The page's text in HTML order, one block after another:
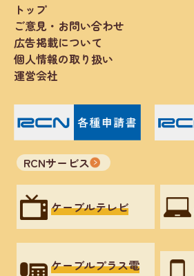
トップ
ご意見・お問い合わせ
広告掲載について
個人情報の取り扱い
運営会社
RCNサービス
ケーブルテレビ
ケーブルプラス電